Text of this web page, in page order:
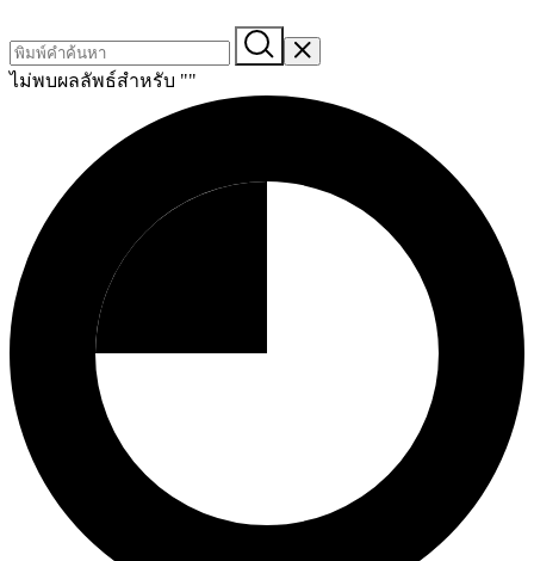
ไม่พบผลลัพธ์สำหรับ ""